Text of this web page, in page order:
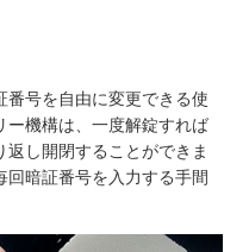
番号を自由に変更できる使
ー機構は、一度解錠すれば
し開閉することができま
暗証番号を入力する手間